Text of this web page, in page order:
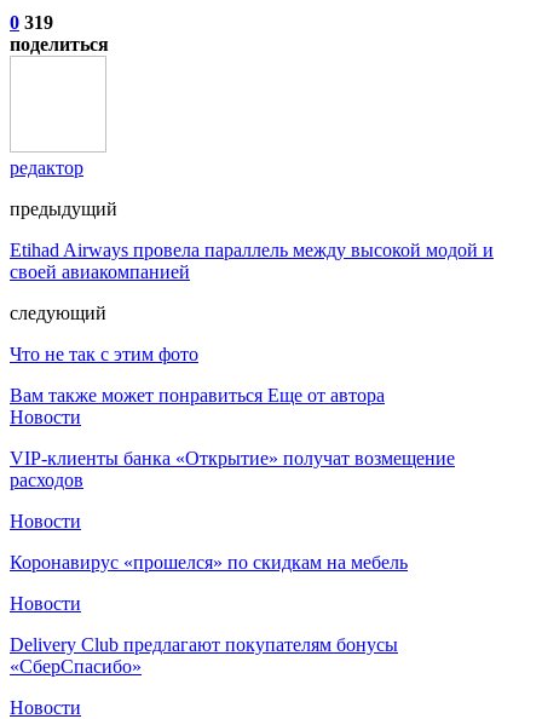
0 319
поделиться
редактор
предыдущий
Etihad Airways провела параллель между высокой модой и
своей авиакомпанией
следующий
Что не так с этим фото
Вам также может понравиться Еще от автора
Новости
VIP-клиенты банка «Открытие» получат возмещение
расходов
Новости
Коронавирус «прошелся» по скидкам на мебель
Новости
Delivery Club предлагают покупателям бонусы
«СберСпасибо»
Новости